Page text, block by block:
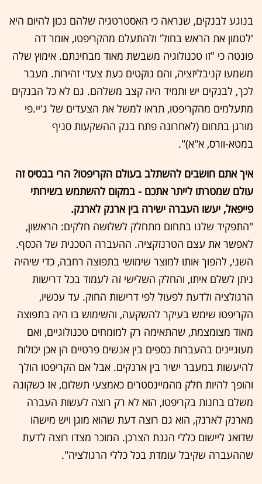
בנוגע לבנקים, שנראה כי האסטרטגיה שלהם נכון להיום היא
'לטמון את הראש בחול' ולהתעלם מהקריפטו, אומר דה
פונטה כי "זו טכנולוגיה משבשת מאוד מבחינתם. אימוץ שלה
משמעו קניבליזציה, והם נוקטים כעת צעדי זהירות. מעבר
לכך, לבנקים יש ותמיד היה קצב משלהם. גם לא כל הבנקים
מתעלמים מהקריפטו, תראו למשל את הצעדים של ג'יי.פי
מורגן בתחום (לאחרונה פתח בנק ההשקעות סניף
במטא-וורס, א"א)".
איך אתם חושבים להשתלב בעולם הקריפטו? הרי בבסיס זה
עולם שמטרתו לייתר אתכם - במקום להשתמש בשירותי
פייפאל, יעשו העברה ישירה בין ארנק לארנק.
"התפקיד שלנו בתחום מתחלק לשלושה חלקים: הראשון,
לאפשר את עצם הטרנזקציה. ההעברה הטכנית של הכסף.
השני, להפוך אותו למוצר שימושי בתפוצה רחבה, כדי שיהיה
ניתן לשלם איתו, והחלק השלישי זה לעמוד בכל דרישות
הרגולציה ולדעת לפעול לפי דרישות החוק. עד עכשיו,
הקריפטו שימש בעיקר להשקעה, והשימוש בו היה בתפוצה
מאוד מצומצמת, שהתאימה רק למומחים טכנולוגיים, ואם
מעוניינים בהעברות כספים בין אנשים פרטיים הן אכן יכולות
להיעשות במעבר ישיר בין ארנקים. אבל אם הקריפטו הולך
והופך להיות חלק מהמיינסטרים כאמצעי תשלום, אז כשקונה
משלם בחנות בקריפטו, הוא לא רק רוצה לעשות העברה
מארנק לארנק, הוא גם רוצה דעת שהוא מוגן ויש מישהו
שדואג ליישום כללי הגנת הצרכן. המוכר מצדו רוצה לדעת
שההעברה שקיבל עומדת בכל כללי הרגולציה".